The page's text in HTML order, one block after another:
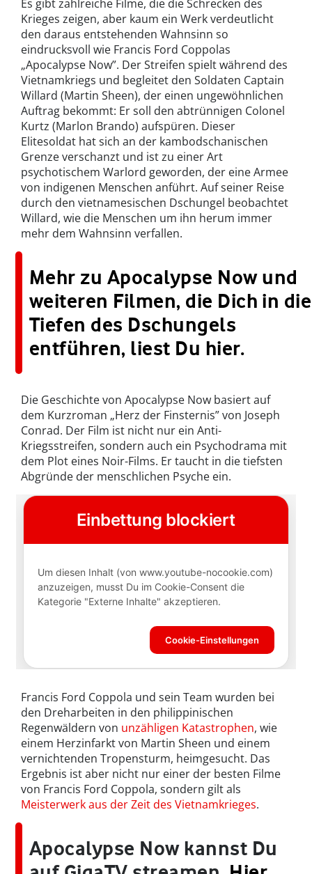
Es gibt zahlreiche Filme, die die Schrecken des
Krieges zeigen, aber kaum ein Werk verdeutlicht
den daraus entstehenden Wahnsinn so
eindrucksvoll wie Francis Ford Coppolas
„Apocalypse Now”. Der Streifen spielt während des
Vietnamkriegs und begleitet den Soldaten Captain
Willard (Martin Sheen), der einen ungewöhnlichen
Auftrag bekommt: Er soll den abtrünnigen Colonel
Kurtz (Marlon Brando) aufspüren. Dieser
Elitesoldat hat sich an der kambodschanischen
Grenze verschanzt und ist zu einer Art
psychotischem Warlord geworden, der eine Armee
von indigenen Menschen anführt. Auf seiner Reise
durch den vietnamesischen Dschungel beobachtet
Willard, wie die Menschen um ihn herum immer
mehr dem Wahnsinn verfallen.
Mehr zu Apocalypse Now und
weiteren Filmen, die Dich in die
Tiefen des Dschungels
entführen, liest Du hier.
Die Geschichte von Apocalypse Now basiert auf
dem Kurzroman „Herz der Finsternis” von Joseph
Conrad. Der Film ist nicht nur ein Anti-
Kriegsstreifen, sondern auch ein Psychodrama mit
dem Plot eines Noir-Films. Er taucht in die tiefsten
Abgründe der menschlichen Psyche ein.
Francis Ford Coppola und sein Team wurden bei
den Dreharbeiten in den philippinischen
Regenwäldern von unzähligen Katastrophen, wie
einem Herzinfarkt von Martin Sheen und einem
vernichtenden Tropensturm, heimgesucht. Das
Ergebnis ist aber nicht nur einer der besten Filme
von Francis Ford Coppola, sondern gilt als
Meisterwerk aus der Zeit des Vietnamkrieges.
Apocalypse Now kannst Du